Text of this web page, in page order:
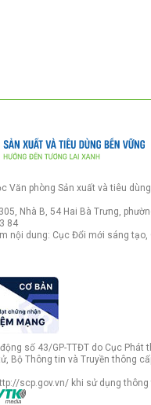
Văn phòng Sản xuất và tiêu
Nhà B, 54 Hai Bà Trưng,
84
nội dung: Cục Đổi mới sáng tạo,
số 43/GP-TTĐT do Cục Phát
Bộ Thông tin và Truyền thông
scp.gov.vn/ khi sử dụng